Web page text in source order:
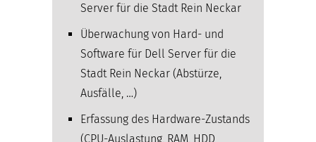
Server für die Stadt Rein Neckar
Überwachung von Hard- und
Software für Dell Server für die
Stadt Rein Neckar (Abstürze,
Ausfälle, …)
Erfassung des Hardware-Zustands
(CPU-Auslastung, RAM, HDD